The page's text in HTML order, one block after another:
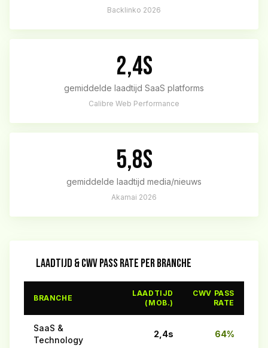
Backlinko 2026
2,4s
gemiddelde laadtijd SaaS platforms
Calibre Web Performance
5,8s
gemiddelde laadtijd media/nieuws
Akamai 2026
LAADTIJD & CWV PASS RATE PER BRANCHE
BRANCHE
LAADTIJD
(MOB.)
CWV PASS
RATE
SaaS &
Technology
2,4s 64%